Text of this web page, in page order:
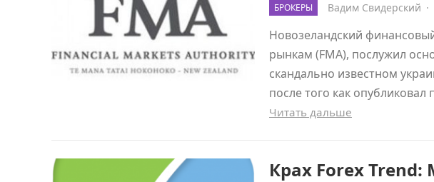
БРОКЕРЫ Вадим Свидерский ·
Новозеландский
рынкам (FMA), послужил
скандально известном
после того как
Читать дальше
Крах Forex